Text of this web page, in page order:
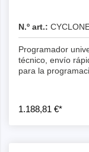
N.º art.:
Programador
técnico, envío
para la
1.188,81 €*